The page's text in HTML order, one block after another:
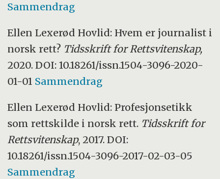
Sammendrag
Ellen Lexerød Hovlid: Hvem er journalist i
norsk rett? Tidsskrift for Rettsvitenskap,
2020. DOI: 10.18261/issn.1504-3096-2020-
01-01 Sammendrag
Ellen Lexerød Hovlid: Profesjonsetikk
som rettskilde i norsk rett. Tidsskrift for
Rettsvitenskap, 2017. DOI:
10.18261/issn.1504-3096-2017-02-03-05
Sammendrag